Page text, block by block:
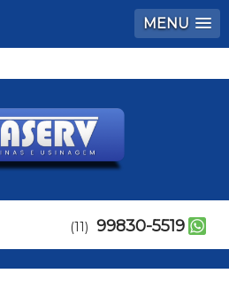
MENU
(11) 99830-5519